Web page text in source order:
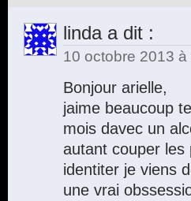
lindaa dit :
10 octobre 2013 à
Bonjour arielle,
jaime beaucoup
mois davec un
autant couper les
identiter je viens
une vrai